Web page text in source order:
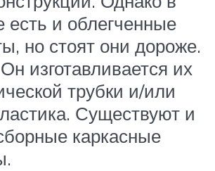
есть и облегченные
но стоят они дороже.
изготавливается их
трубки и/или
Существуют и
каркасные